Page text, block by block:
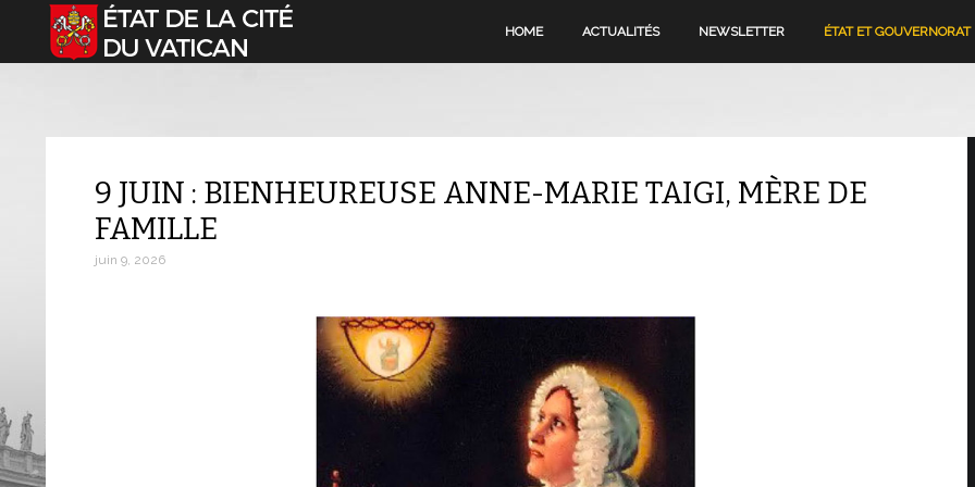
Sélectionnez votre langue HOME ACTUALITÉS NEWSLETTER ÉTAT ET GOUVERNORAT
9 JUIN : BIENHEUREUSE ANNE-MARIE TAIGI, MÈRE DE
FAMILLE
juin 9, 2026